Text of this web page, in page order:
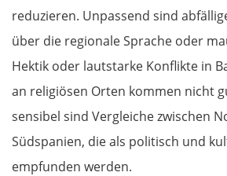
reduzieren. Unpassend sind
über die regionale Sprache oder
Hektik oder lautstarke Konflikte in
an religiösen Orten kommen nicht
sensibel sind Vergleiche zwischen
Südspanien, die als politisch und
empfunden werden.
Trnava
Nitra
Nové Zámky
Ungarn Nord